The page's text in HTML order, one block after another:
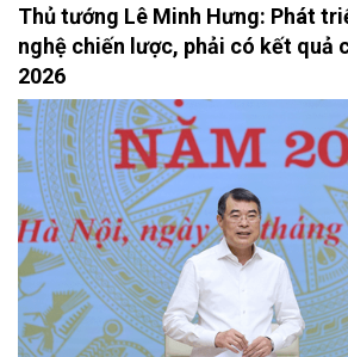
Thủ tướng Lê Minh Hưng: Phát
nghệ chiến lược, phải có kết quả
2026